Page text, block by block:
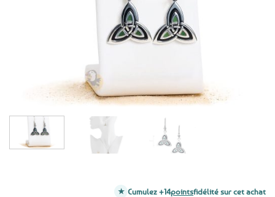
Cumulez +14pointsfidélité sur cet achat